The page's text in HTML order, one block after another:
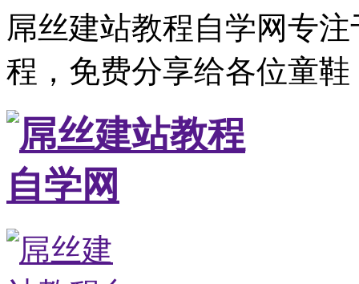
屌丝建站教程自学网专
程，免费分享给各位童